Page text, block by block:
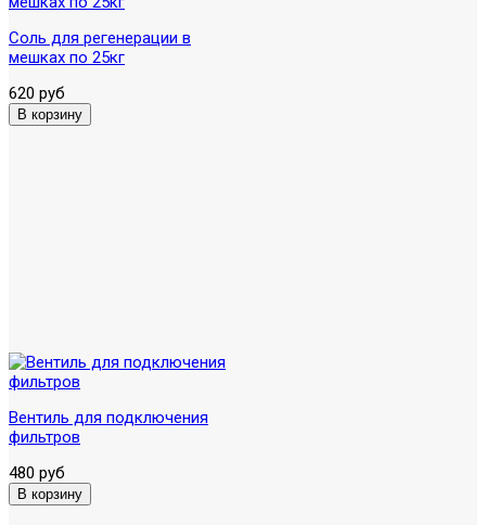
Соль для регенерации в
мешках по 25кг
620 руб
Вентиль для подключения
фильтров
480 руб